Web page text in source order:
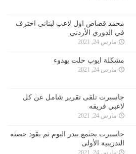
محمد قصاص اول لاعب لبناني احترف
في الدوري الأردني
مارس 24, 2021
مشكلة ايوب حلت بهدوء
مارس 24, 2021
جاسبرت تلقى تقرير شامل عن كل
لاعبي فريقه
مارس 24, 2021
جاسبرت يجتمع ببدر اليوم ثم يقود حصته
التدريبية الأولى
مارس 24, 2021